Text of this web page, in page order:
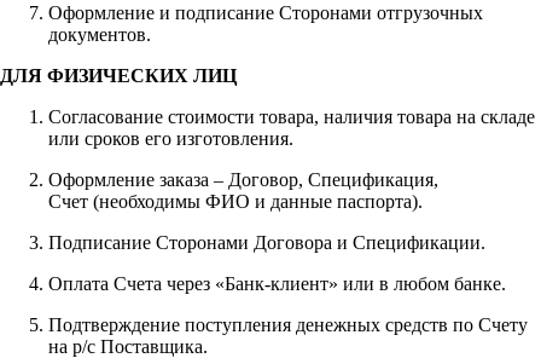
Оформление и подписание Сторонами отгрузочных
документов.
ДЛЯ ФИЗИЧЕСКИХ ЛИЦ
Согласование стоимости товара, наличия товара на складе
или сроков его изготовления.
Оформление заказа – Договор, Спецификация,
Счет (необходимы ФИО и данные паспорта).
Подписание Сторонами Договора и Спецификации.
Оплата Счета через «Банк-клиент» или в любом банке.
Подтверждение поступления денежных средств по Счету
на р/с Поставщика.